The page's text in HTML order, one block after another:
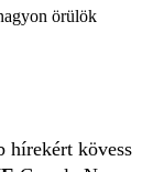
örülök
hírekért kövess